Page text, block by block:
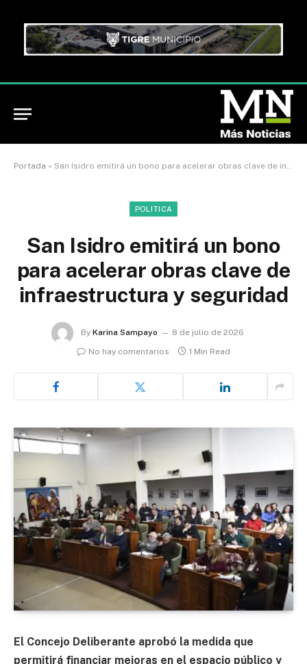
Portada » San Isidro emitirá un bono para acelerar obras clave de infraestructura y seguridad
POLITICA
San Isidro emitirá un bono
para acelerar obras clave de
infraestructura y seguridad
By Karina Sampayo
8 de julio de 2026
No hay comentarios
1 Min Read
El Concejo Deliberante aprobó la medida que
permitirá financiar mejoras en el espacio público y